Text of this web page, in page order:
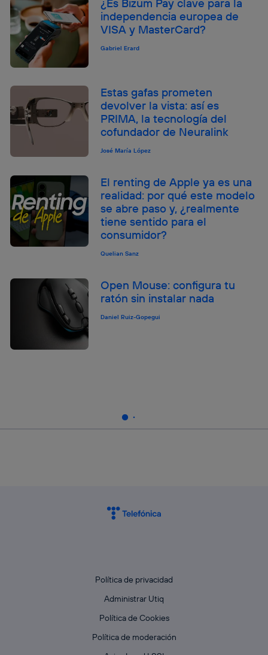
independencia europea de
VISA y MasterCard?
Gabriel Erard
Estas gafas prometen
devolver la vista: así es
PRIMA, la tecnología del
cofundador de Neuralink
José María López
El renting de Apple ya es una
realidad: por qué este modelo
se abre paso y, ¿realmente
tiene sentido para el
consumidor?
Quelian Sanz
Open Mouse: configura tu
ratón sin instalar nada
Daniel Ruiz-Gopegui
Política de privacidad
Administrar Utiq
Política de Cookies
Política de moderación